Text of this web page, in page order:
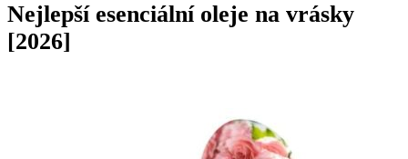
Nejlepší esenciální oleje na vrásky
[2026]